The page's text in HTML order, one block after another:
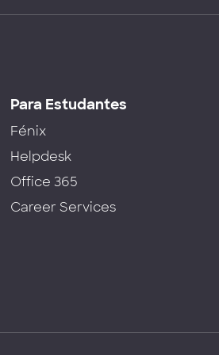
Para Estudantes
Fénix
Helpdesk
Office 365
Career Services